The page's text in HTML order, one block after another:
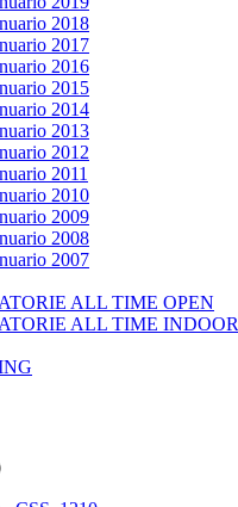
2018
2017
2016
2015
2014
2013
2012
2011
2010
2009
2008
2007
ALL TIME OPEN
ALL TIME INDOOR